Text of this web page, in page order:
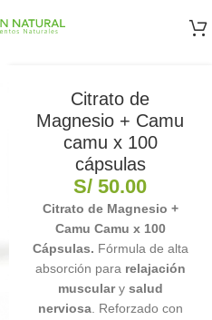
Citrato de
Magnesio + Camu
camu x 100
cápsulas
S/ 50.00
Citrato de Magnesio +
Camu Camu x 100
Cápsulas. Fórmula de alta
absorción para relajación
musculary salud
nerviosa. Reforzado con